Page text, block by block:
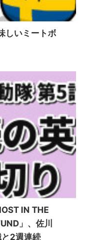
しいミートボ
IN THE
」、佐川
2週連続